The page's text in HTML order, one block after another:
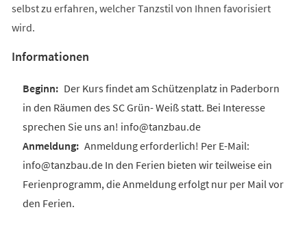
selbst zu erfahren, welcher Tanzstil von Ihnen favorisiert
wird.
Informationen
Der Kurs findet am Schützenplatz in Paderborn
in den Räumen des SC Grün- Weiß statt. Bei Interesse
sprechen Sie uns an! info@tanzbau.de
Anmeldung erforderlich! Per E-Mail:
info@tanzbau.de In den Ferien bieten wir teilweise ein
Ferienprogramm, die Anmeldung erfolgt nur per Mail vor
den Ferien.